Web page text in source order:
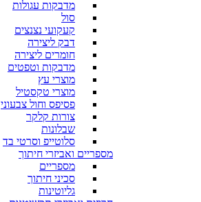
מדבקות עגולות
סול
קעקועי נצנצים
דבק ליצירה
חומרים ליצירה
מדבקות וטפטים
מוצרי עץ
מוצרי טקסטיל
פסיפס וחול צבעוני
צורות קלקר
שבלונות
סלוטייפ וסרטי בד
מספריים ואביזרי חיתוך
מספריים
סכיני חיתוך
גליוטינות